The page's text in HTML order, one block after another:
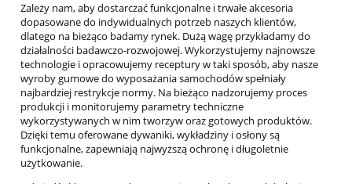
Zależy nam, aby dostarczać funkcjonalne i trwałe akcesoria
dopasowane do indywidualnych potrzeb naszych klientów,
dlatego na bieżąco badamy rynek. Dużą wagę przykładamy do
działalności badawczo-rozwojowej. Wykorzystujemy najnowsze
technologie i opracowujemy receptury w taki sposób, aby nasze
wyroby gumowe do wyposażania samochodów spełniały
najbardziej restrykcje normy. Na bieżąco nadzorujemy proces
produkcji i monitorujemy parametry techniczne
wykorzystywanych w nim tworzyw oraz gotowych produktów.
Dzięki temu oferowane dywaniki, wykładziny i osłony są
funkcjonalne, zapewniają najwyższą ochronę i długoletnie
użytkowanie.